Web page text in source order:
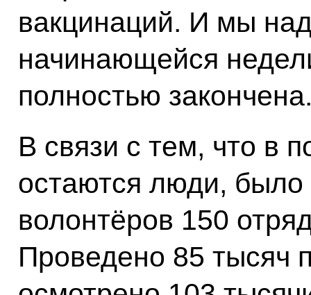
вакцинаций. И мы
начинающейся
полностью
В связи с тем, что в
остаются люди, было
волонтёров 150
Проведено 85 тысяч